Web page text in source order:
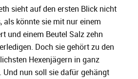
sieht auf den ersten Blick nicht
als könnte sie mit nur einem
und einem Beutel Salz zehn
Doch sie gehört zu den
Hexenjägern in ganz
Und nun soll sie dafür gehängt